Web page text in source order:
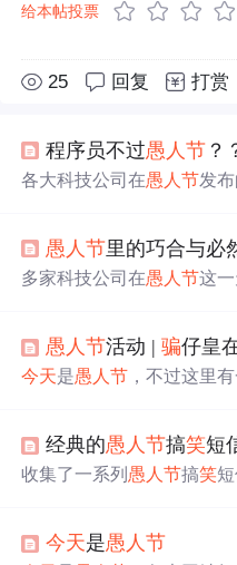
给本帖投票
25 回复 打赏
程序员不过愚人节 ？
各大科技公司在愚人节发
愚人节里的巧合与必
多家科技公司在愚人节这
机等。虽然这些产品大多
未来的应用场景。
愚人节活动 |骗仔皇
今天是愚人节 ，不过这里
趣和惊喜吧！
经典的愚人节搞笑短
收集了一系列 愚人节搞笑
今天是愚人节